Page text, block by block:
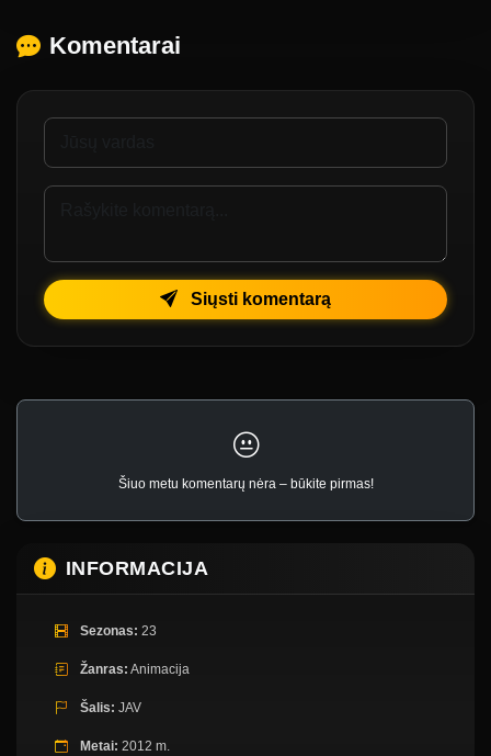
Komentarai
Siųsti komentarą
Šiuo metu komentarų nėra – būkite pirmas!
INFORMACIJA
Sezonas: 23
Žanras: Animacija
Šalis: JAV
Metai: 2012 m.